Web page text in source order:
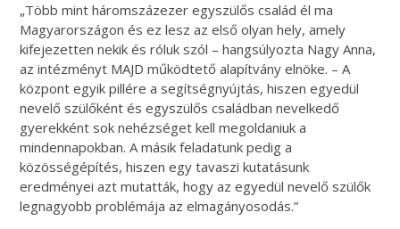
„Több mint háromszázezer egyszülős család él ma
Magyarországon és ez lesz az első olyan hely, amely
kifejezetten nekik és róluk szól – hangsúlyozta Nagy Anna,
az intézményt MAJD működtető alapítvány elnöke. – A
központ egyik pillére a segítségnyújtás, hiszen egyedül
nevelő szülőként és egyszülős családban nevelkedő
gyerekként sok nehézséget kell megoldaniuk a
mindennapokban. A másik feladatunk pedig a
közösségépítés, hiszen egy tavaszi kutatásunk
eredményei azt mutatták, hogy az egyedül nevelő szülők
legnagyobb problémája az elmagányosodás.”